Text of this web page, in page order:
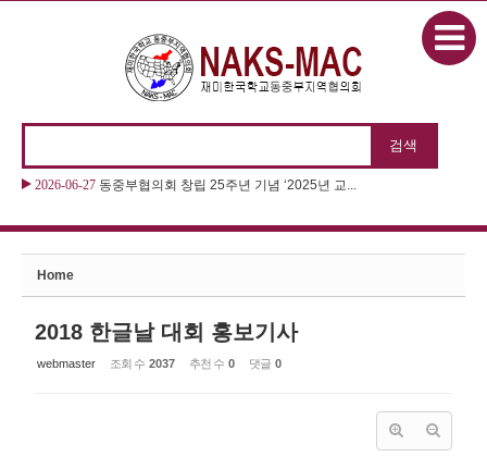
2026-06-27 동중부협의회 창립 25주년 기념 ‘2025년 교...
2026-06-27 2026 “제11회 동화구연대회 & 제22회 나...
Home
2018 한글날 대회 홍보기사
webmaster 조회 수 2037 추천 수 0 댓글 0
Sketchbook5, 스케치북5
Sketchbook5, 스케치북5